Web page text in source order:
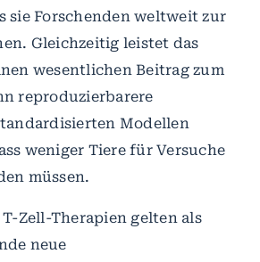
sie Forschenden weltweit zur
Gleichzeitig leistet das
wesentlichen Beitrag zum
reproduzierbarere
Modellen
weniger Tiere für Versuche
müssen.
Zell-Therapien gelten als
neue